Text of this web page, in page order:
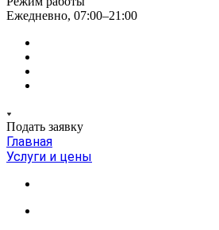
Ежедневно, 07:00–21:00
Подать заявку
Главная
Услуги и цены